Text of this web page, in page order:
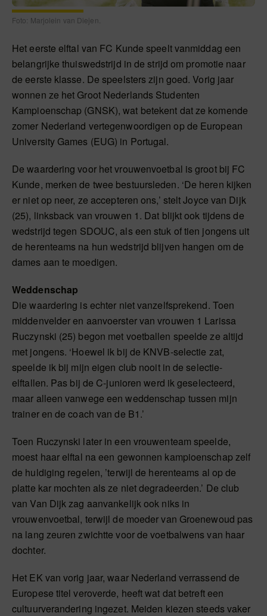
Foto: Marjolein van Diejen.
Het eerste elftal van FC Kunde speelt vanmiddag een
belangrijke thuiswedstrijd in de strijd om promotie naar
de eerste klasse. De speelsters zijn goed. Vorig jaar
wonnen ze het Groot Nederlands Studenten
Kampioenschap (GNSK), wat betekent dat ze komende
zomer Nederland vertegenwoordigen op de European
University Games (EUG) in Portugal.
De waardering voor het vrouwenvoetbal is groot bij FC
Kunde, merken de twee bestuursleden. ‘De heren kijken
er niet op neer, ze accepteren ons,’ stelt Joyce van Dijk
(25), linksback van vrouwen 1. Dat blijkt ook tijdens de
wedstrijd tegen SDOUC, als een stuk of tien jongens uit
de herenteams na hun wedstrijd blijven hangen om de
dames aan te moedigen.
Weddenschap
Die waardering is echter niet vanzelfsprekend. Toen
middenvelder en aanvoerster van vrouwen 1 Larissa
Ruczynski (25) begon met voetballen speelde ze altijd
met jongens. ‘Hoewel ik bij de KNVB-selectie zat,
speelde ik bij mijn eigen club nooit in de selectie-
elftallen. Pas bij de C-junioren werd ik geselecteerd,
maar alleen vanwege een weddenschap tussen mijn
trainer en de coach van de B1.’
Toen Ruczynski later in een vrouwenteam speelde,
moest haar elftal na een gewonnen kampioenschap zelf
de huldiging regelen, ’terwijl de herenteams al op de
platte kar mochten als ze niet degradeerden.’ De club
van Van Dijk zag aanvankelijk ook niks in
vrouwenvoetbal, terwijl de moeder van Groenewoud pas
na lang zeuren zwichtte voor de voetbalwens van haar
dochter.
Het EK van vorig jaar, waar Nederland verrassend de
Europese titel veroverde, heeft wat dat betreft een
cultuurverandering ingezet. Meiden kiezen steeds vaker